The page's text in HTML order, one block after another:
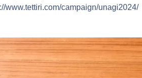
www.tettiri.com/campaign/unagi2024/